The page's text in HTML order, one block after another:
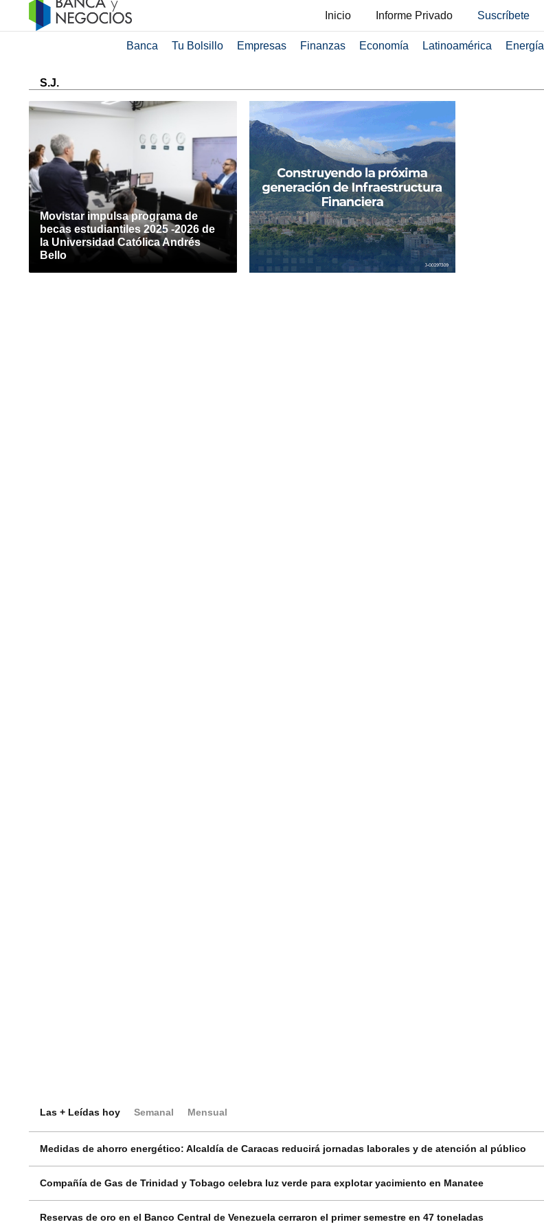
Inicio Informe Privado Suscríbete
Banca Tu Bolsillo Empresas Finanzas Economía Latinoamérica Energía
S.J.
Movistar impulsa programa de
becas estudiantiles 2025 -2026 de
la Universidad Católica Andrés
Bello
Las + Leídas hoy Semanal Mensual
Medidas de ahorro energético: Alcaldía de Caracas reducirá jornadas laborales y de atención al público
Compañía de Gas de Trinidad y Tobago celebra luz verde para explotar yacimiento en Manatee
Reservas de oro en el Banco Central de Venezuela cerraron el primer semestre en 47 toneladas